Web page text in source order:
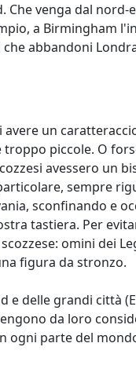
Che venga dal
a Birmingham
abbandoni
avere un
troppo piccole. O
avessero un
sempre
sconfinando e
tastiera. Per
omini dei
figura da stronzo.
e delle grandi città
da loro
ogni parte del